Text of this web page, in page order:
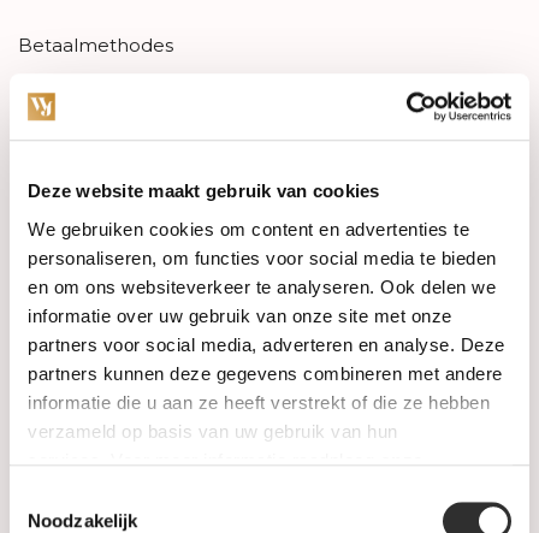
Deze website maakt gebruik van cookies
We gebruiken cookies om content en advertenties te
personaliseren, om functies voor social media te bieden
en om ons websiteverkeer te analyseren. Ook delen we
informatie over uw gebruik van onze site met onze
partners voor social media, adverteren en analyse. Deze
partners kunnen deze gegevens combineren met andere
informatie die u aan ze heeft verstrekt of die ze hebben
verzameld op basis van uw gebruik van hun
Noodzakelijk
Betaalmethodes
Sitemap
Categories
Watches
Jewellery
Wedding rings
PRE-OWNED
Maatwerk